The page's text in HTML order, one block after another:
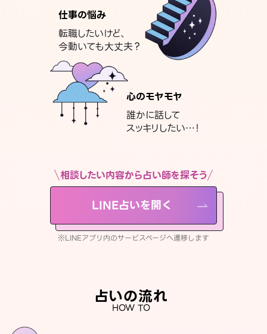
仕事の悩み
転職したいけど、
今動いても大丈夫？
心のモヤモヤ
誰かに話して
スッキリしたい…！
相談したい内容から占い師を探そう
LINE占いを開く
※LINEアプリ内のサービスページへ遷移します
占いの流れ
HOW TO